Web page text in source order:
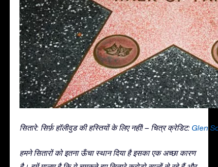
सितारे: सिर्फ़ हॉलीवुड की हस्तियों के लिए नहीं! – चित्र क्रेडिट: Glen
हमने सितारों को इतना ऊँचा स्थान दिया है इसका एक अच्छा कारण